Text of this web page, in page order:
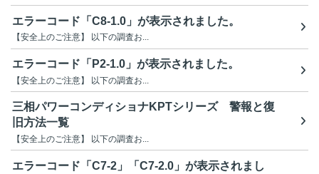
エラーコード「C8-1.0」が表示されました。
【安全上のご注意】 以下の調査お...
エラーコード「P2-1.0」が表示されました。
【安全上のご注意】 以下の調査お...
三相パワーコンディショナKPTシリーズ 警報と復
旧方法一覧
【安全上のご注意】 以下の調査お...
エラーコード「C7-2」「C7-2.0」が表示されまし